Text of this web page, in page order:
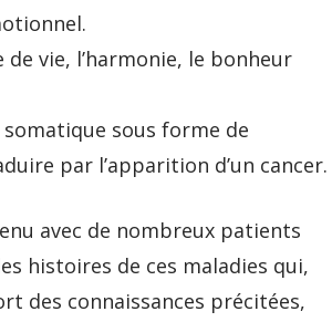
vie, l’harmonie, le bonheur
sous forme de
par l’apparition d’un cancer.
avec de nombreux patients
histoires de ces maladies qui,
des connaissances précitées,